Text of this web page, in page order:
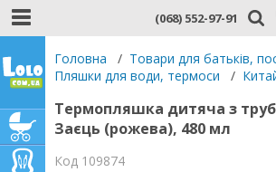
(068) 552-97-91
Головна / Товари для батьків,
Пляшки для води, термоси
/
Термопляшка дитяча з
Заєць (рожева), 480 мл
Код 109874